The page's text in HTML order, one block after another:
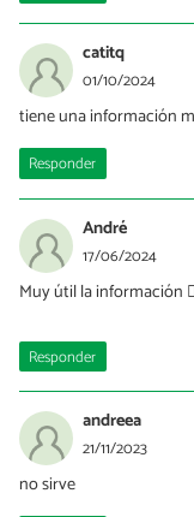
catitq
01/10/2024
tiene una información
Responder
André
17/06/2024
Muy útil la información
Responder
andreea
21/11/2023
no sirve